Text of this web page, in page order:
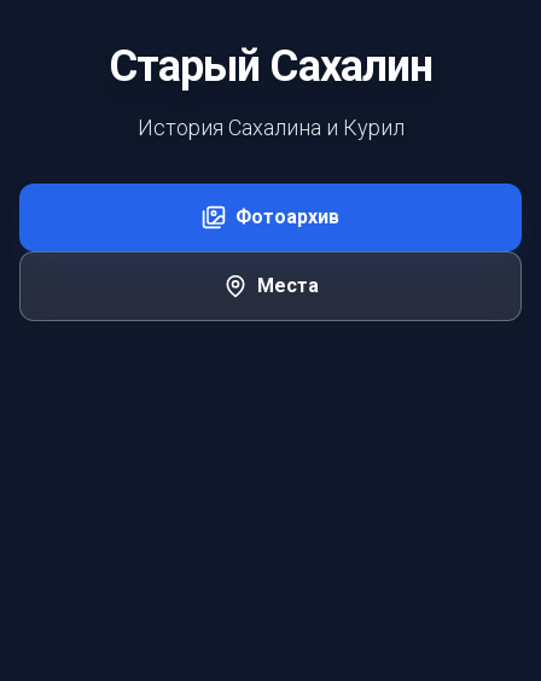
Старый Сахалин
История Сахалина и Курил
Фотоархив
Места